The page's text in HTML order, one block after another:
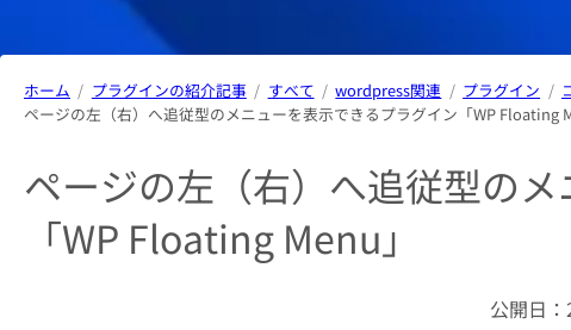
ホーム プラグインの紹介記事 すべて wordpress関連 プラグイン
ページの左（右）へ追従型のメニューを表示できるプラグイン「WP Floating
ページの左（右）へ追従型の
「WP Floating Menu」
公開日：